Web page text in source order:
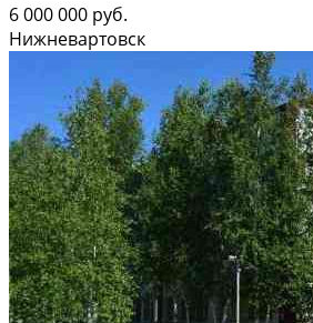
6 000 000 руб.
Нижневартовск